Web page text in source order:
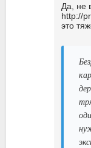
Да, не
http://
это